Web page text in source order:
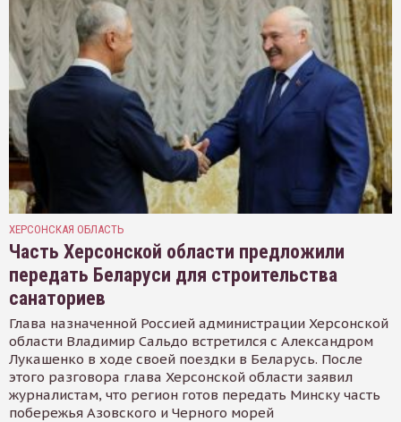
ХЕРСОНСКАЯ ОБЛАСТЬ
Часть Херсонской области предложили
передать Беларуси для строительства
санаториев
Глава назначенной Россией администрации Херсонской
области Владимир Сальдо встретился с Александром
Лукашенко в ходе своей поездки в Беларусь. После
этого разговора глава Херсонской области заявил
журналистам, что регион готов передать Минску часть
побережья Азовского и Черного морей